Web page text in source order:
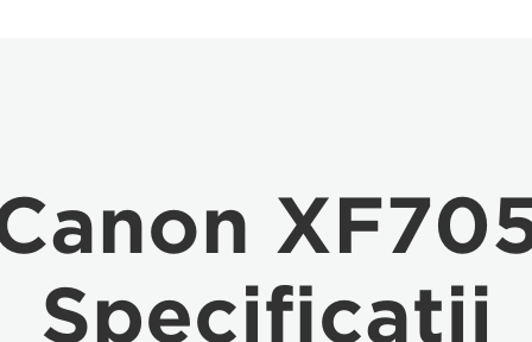
Specificaţii